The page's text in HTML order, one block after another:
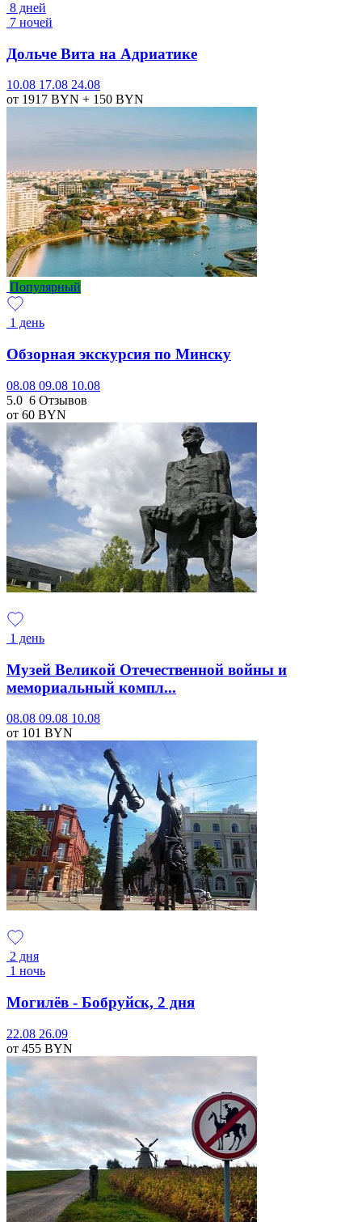
8 дней
7 ночей
Дольче Вита на Адриатике
10.08 17.08 24.08
от 1917 BYN + 150 BYN
Популярный
1 день
Обзорная экскурсия по Минску
08.08 09.08 10.08
5.0 6 Отзывов
от 60 BYN
1 день
Музей Великой Отечественной войны и
мемориальный компл...
08.08 09.08 10.08
от 101 BYN
2 дня
1 ночь
Могилёв - Бобруйск, 2 дня
22.08 26.09
от 455 BYN